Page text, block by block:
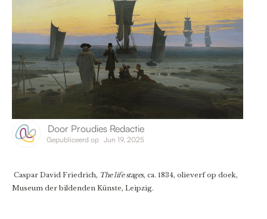
Door Proudies Redactie
Gepubliceerd op Jun 19, 2025
Caspar David Friedrich, The life stages, ca. 1834, olieverf op doek,
Museum der bildenden Künste, Leipzig.